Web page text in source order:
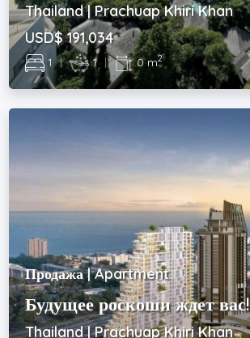
Thailand | Prachuap Khiri Khan
USD$ 191,034
1 | 1 | 0 m2
Продажа | Apartment
Будущее роскоши ждет вас!
Thailand | Prachuap Khiri Khan